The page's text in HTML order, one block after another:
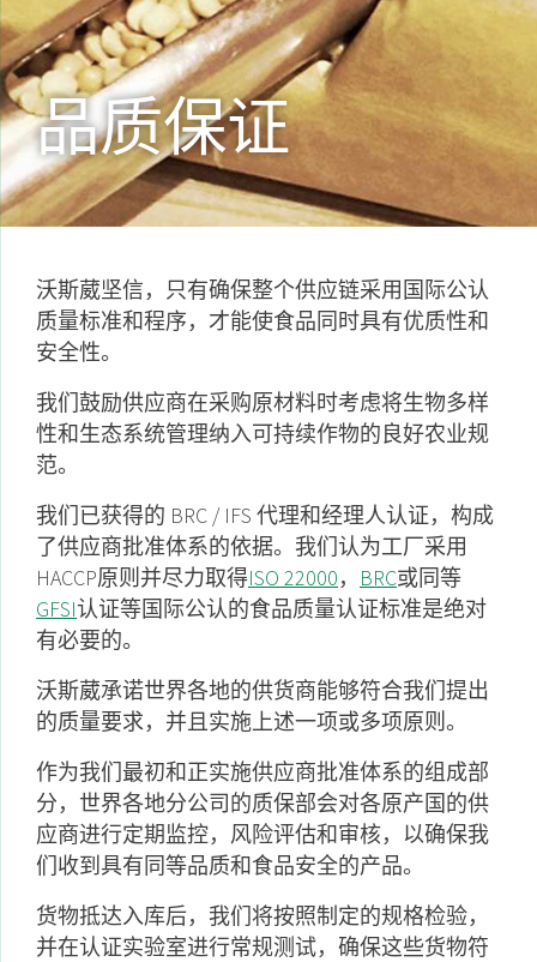
品质保证
沃斯葳坚信，只有确保整个供应链采用国际公认
质量标准和程序，才能使食品同时具有优质性和
安全性。
我们鼓励供应商在采购原材料时考虑将生物多样
性和生态系统管理纳入可持续作物的良好农业规
范。
我们已获得的 BRC / IFS 代理和经理人认证，构成
了供应商批准体系的依据。我们认为工厂采用
HACCP原则并尽力取得ISO 22000， BRC或同等
GFSI认证等国际公认的食品质量认证标准是绝对
有必要的。
沃斯葳承诺世界各地的供货商能够符合我们提出
的质量要求，并且实施上述一项或多项原则。
作为我们最初和正实施供应商批准体系的组成部
分，世界各地分公司的质保部会对各原产国的供
应商进行定期监控，风险评估和审核，以确保我
们收到具有同等品质和食品安全的产品。
货物抵达入库后，我们将按照制定的规格检验，
并在认证实验室进行常规测试，确保这些货物符